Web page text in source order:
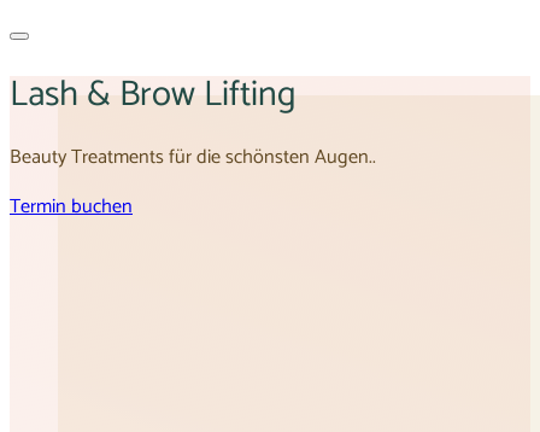
Lash & Brow Lifting
Beauty Treatments für die schönsten Augen..
Termin buchen